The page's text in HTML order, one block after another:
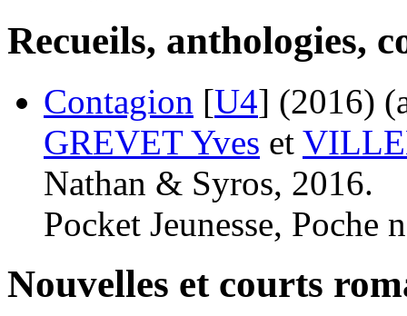
Recueils, anthologies,
Contagion [U4] (2016)
GREVET Yves et
Nathan & Syros, 2016.
Pocket Jeunesse, Poche
Nouvelles et courts